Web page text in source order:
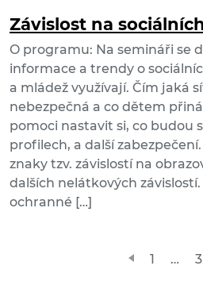
Závislost na
O programu: Na semináři se
informace a trendy o
a mládež využívají. Čím jaká
nebezpečná a co dětem
pomoci nastavit si, co budou
profilech, a další
znaky tzv. závislostí na
dalších nelátkových
ochranné […]
1 … 3